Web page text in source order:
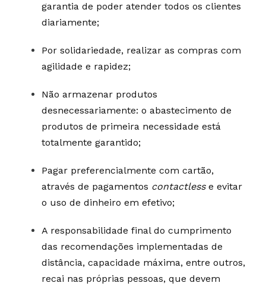
garantia de poder atender todos os clientes
diariamente;
Por solidariedade, realizar as compras com
agilidade e rapidez;
Não armazenar produtos
desnecessariamente: o abastecimento de
produtos de primeira necessidade está
totalmente garantido;
Pagar preferencialmente com cartão,
através de pagamentos contactlesse evitar
o uso de dinheiro em efetivo;
A responsabilidade final do cumprimento
das recomendações implementadas de
distância, capacidade máxima, entre outros,
recai nas próprias pessoas, que devem